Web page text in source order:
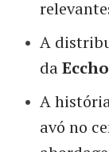
A
da
A
avó no